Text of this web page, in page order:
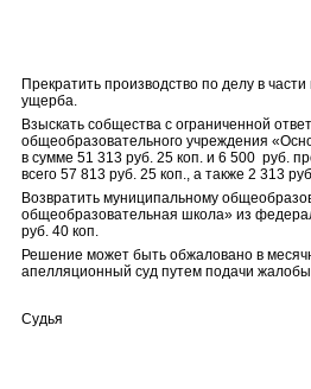
Прекратить производство по делу в
ущерба.
Взыскать собщества с ограниченной
общеобразовательного учреждения
в сумме 51 313 руб. 25 коп. и 6 500 руб.
всего 57 813 руб. 25 коп., а также 2 313
Возвратить муниципальному
общеобразовательная школа» из
руб. 40 коп.
Решение может быть обжаловано в
апелляционный суд путем подачи
Судья И.Ю.